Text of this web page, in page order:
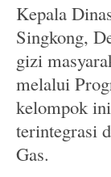
Kepala
Singkong,
gizi
melalui
kelompok
terintegrasi
Gas.